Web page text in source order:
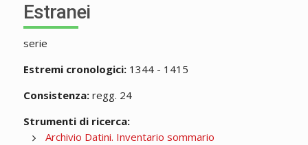
Estranei
serie
Estremi cronologici:1344 - 1415
Consistenza:regg. 24
Strumenti di ricerca:
Archivio Datini. Inventario sommario